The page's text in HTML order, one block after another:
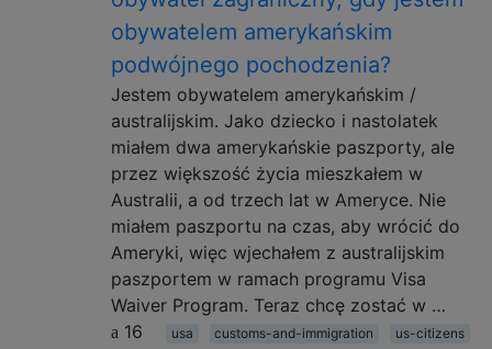
obywatelem amerykańskim
podwójnego pochodzenia?
Jestem obywatelem amerykańskim /
australijskim. Jako dziecko i nastolatek
miałem dwa amerykańskie paszporty, ale
przez większość życia mieszkałem w
Australii, a od trzech lat w Ameryce. Nie
miałem paszportu na czas, aby wrócić do
Ameryki, więc wjechałem z australijskim
paszportem w ramach programu Visa
Waiver Program. Teraz chcę zostać w …
16
usa customs-and-immigration
us-citizens